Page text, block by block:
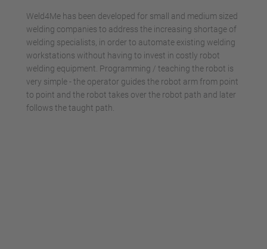
Weld4Me has been developed for small and medium sized
welding companies to address the increasing shortage of
welding specialists, in order to automate existing welding
workstations without having to invest in costly robot
welding equipment. Programming / teaching the robot is
very simple - the operator guides the robot arm from point
to point and the robot takes over the robot path and later
follows the taught path.